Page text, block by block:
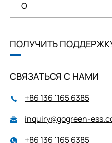
О
ПОЛУЧИТЬ
СВЯЗАТЬСЯ С НАМИ
+86 136 1165 6385
inquiry@gogreen-
+86 136 1165 6385